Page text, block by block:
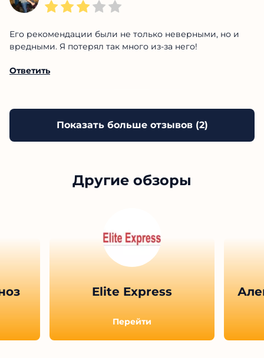
Его рекомендации были не только неверными, но и
вредными. Я потерял так много из-за него!
Ответить
Показать больше отзывов (2)
Другие обзоры
Elite Express
Перейти